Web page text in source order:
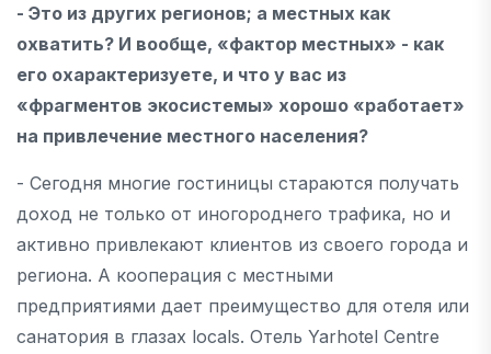
- Это из других регионов; а местных как
охватить? И вообще, «фактор местных» - как
его охарактеризуете, и что у вас из
«фрагментов экосистемы» хорошо «работает»
на привлечение местного населения?
- Сегодня многие гостиницы стараются получать
доход не только от иногороднего трафика, но и
активно привлекают клиентов из своего города и
региона. А кооперация с местными
предприятиями дает преимущество для отеля или
санатория в глазах locals. Отель Yarhotel Centre